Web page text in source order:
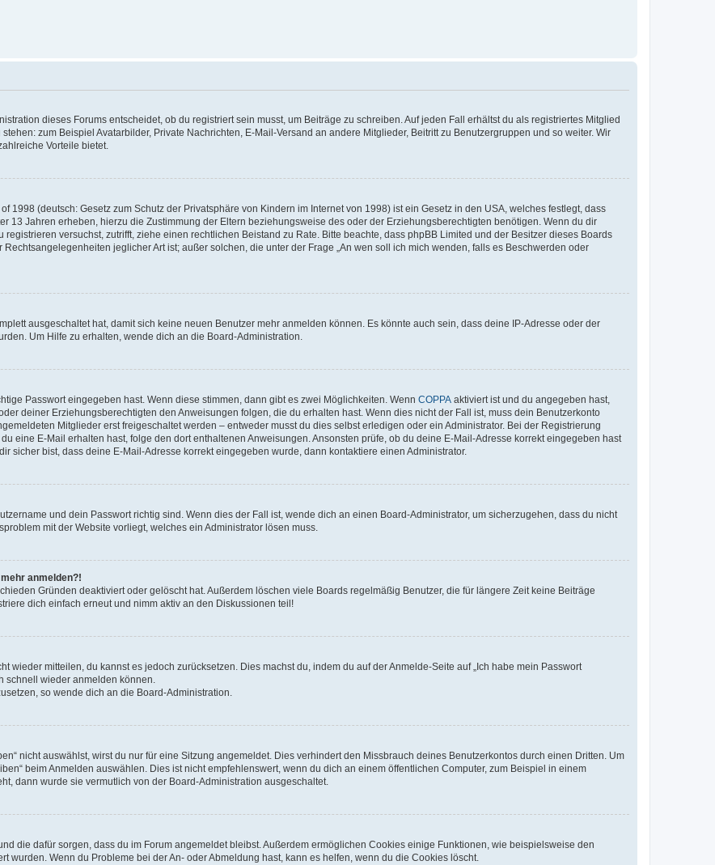
dieses Forums entscheidet, ob du registriert sein musst, um Beiträge zu schreiben. Auf jeden Fall erhältst du als registriertes Mitglied
zum Beispiel Avatarbilder, Private Nachrichten, E-Mail-Versand an andere Mitglieder, Beitritt zu Benutzergruppen und so weiter. Wir
Vorteile bietet.
1998 (deutsch: Gesetz zum Schutz der Privatsphäre von Kindern im Internet von 1998) ist ein Gesetz in den USA, welches festlegt, dass
13 Jahren erheben, hierzu die Zustimmung der Eltern beziehungsweise des oder der Erziehungsberechtigten benötigen. Wenn du dir
versuchst, zutrifft, ziehe einen rechtlichen Beistand zu Rate. Bitte beachte, dass phpBB Limited und der Besitzer dieses Boards
jeglicher Art ist; außer solchen, die unter der Frage „An wen soll ich mich wenden, falls es Beschwerden oder
ausgeschaltet hat, damit sich keine neuen Benutzer mehr anmelden können. Es könnte auch sein, dass deine IP-Adresse oder der
Um Hilfe zu erhalten, wende dich an die Board-Administration.
Passwort eingegeben hast. Wenn diese stimmen, dann gibt es zwei Möglichkeiten. Wenn COPPA aktiviert ist und du angegeben hast,
deiner Erziehungsberechtigten den Anweisungen folgen, die du erhalten hast. Wenn dies nicht der Fall ist, muss dein Benutzerkonto
Mitglieder erst freigeschaltet werden – entweder musst du dies selbst erledigen oder ein Administrator. Bei der Registrierung
eine E-Mail erhalten hast, folge den dort enthaltenen Anweisungen. Ansonsten prüfe, ob du deine E-Mail-Adresse korrekt eingegeben hast
sicher bist, dass deine E-Mail-Adresse korrekt eingegeben wurde, dann kontaktiere einen Administrator.
und dein Passwort richtig sind. Wenn dies der Fall ist, wende dich an einen Board-Administrator, um sicherzugehen, dass du nicht
mit der Website vorliegt, welches ein Administrator lösen muss.
anmelden?!
Gründen deaktiviert oder gelöscht hat. Außerdem löschen viele Boards regelmäßig Benutzer, die für längere Zeit keine Beiträge
dich einfach erneut und nimm aktiv an den Diskussionen teil!
wieder mitteilen, du kannst es jedoch zurücksetzen. Dies machst du, indem du auf der Anmelde-Seite auf „Ich habe mein Passwort
schnell wieder anmelden können.
so wende dich an die Board-Administration.
nicht auswählst, wirst du nur für eine Sitzung angemeldet. Dies verhindert den Missbrauch deines Benutzerkontos durch einen Dritten. Um
beim Anmelden auswählen. Dies ist nicht empfehlenswert, wenn du dich an einem öffentlichen Computer, zum Beispiel in einem
dann wurde sie vermutlich von der Board-Administration ausgeschaltet.
die dafür sorgen, dass du im Forum angemeldet bleibst. Außerdem ermöglichen Cookies einige Funktionen, wie beispielsweise den
wurden. Wenn du Probleme bei der An- oder Abmeldung hast, kann es helfen, wenn du die Cookies löscht.